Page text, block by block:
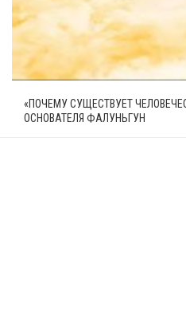
«ПОЧЕМУ СУЩЕСТВУЕТ
ОСНОВАТЕЛЯ ФАЛУНЬГУН